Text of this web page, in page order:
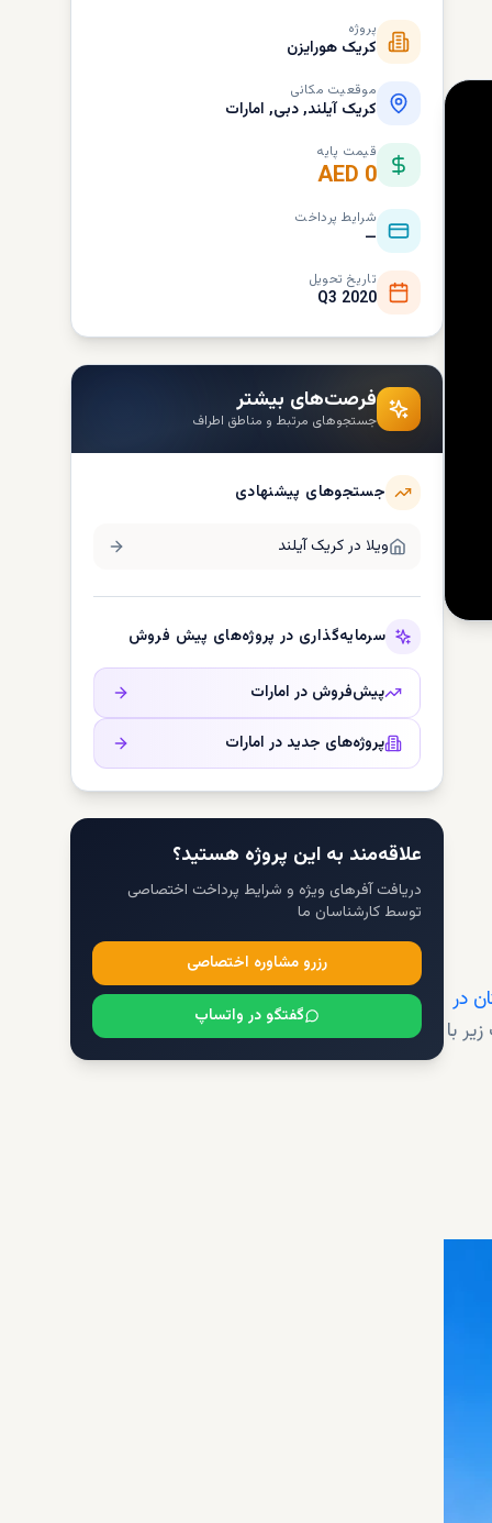
در
با
پروژه
کریک هورایزن
موقعیت مکانی
کریک آیلند, دبی, امارات
قیمت پایه
AED 0
شرایط پرداخت
—
تاریخ تحویل
Q3 2020
فرصت‌های بیشتر
جستجوهای مرتبط و مناطق اطراف
جستجوهای پیشنهادی
ویلا درکریک آیلند
سرمایه‌گذاری در پروژه‌های پیش فروش
پیش‌فروش در امارات
پروژه‌های جدید در امارات
علاقه‌مند به این پروژه هستید؟
دریافت آفرهای ویژه و شرایط پرداخت اختصاصی
توسط کارشناسان ما
رزرو مشاوره اختصاصی
گفتگو در واتساپ